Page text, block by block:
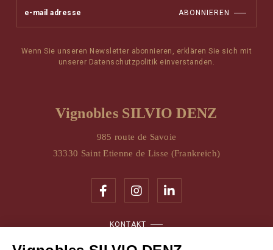
ABONNIEREN
Wenn Sie unseren Newsletter abonnieren, erklären Sie sich mit
unserer Datenschutzpolitik einverstanden.
Vignobles SILVIO DENZ
985 route de Savoie
33330 Saint Etienne de Lisse (Frankreich)
KONTAKT